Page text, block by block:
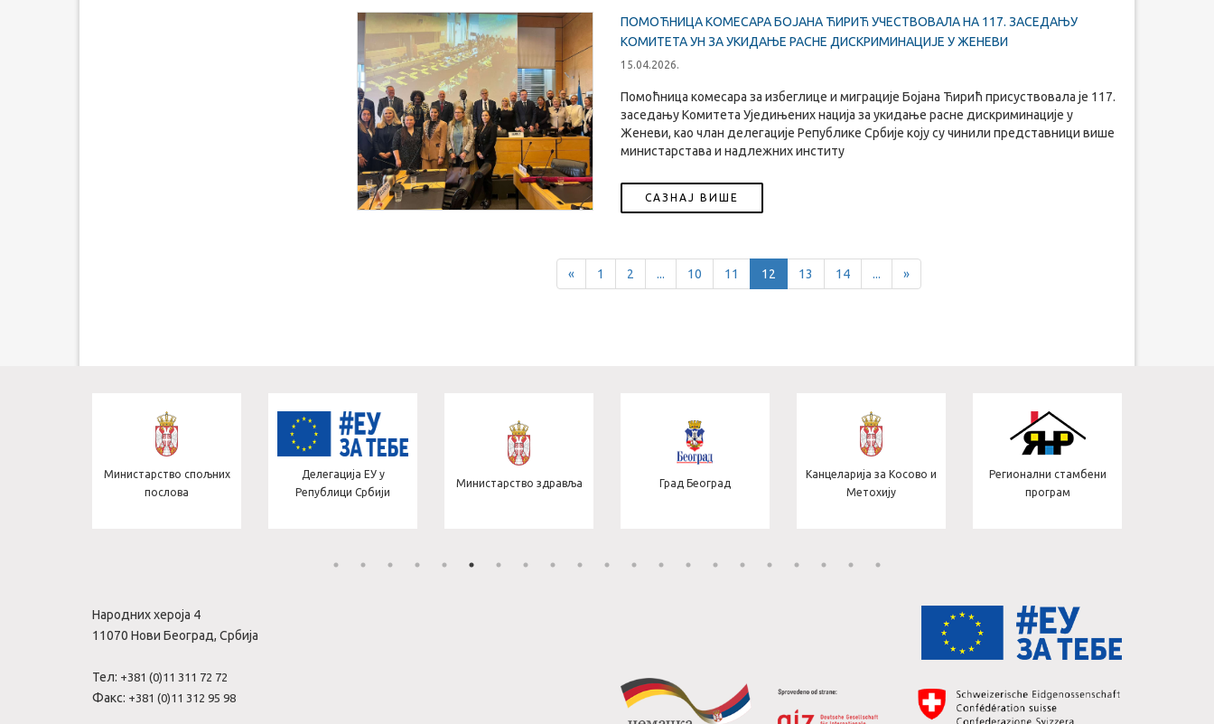
ПОМОЋНИЦА КОМЕСАРА БОЈАНА ЋИРИЋ УЧЕСТВОВАЛА НА 117. ЗАСЕДАЊУ
КОМИТЕТА УН ЗА УКИДАЊЕ РАСНЕ ДИСКРИМИНАЦИЈЕ У ЖЕНЕВИ
15.04.2026.
Помоћница комесара за избеглице и миграције Бојана Ћирић присуствовала је 117.
заседању Комитета Уједињених нација за укидање расне дискриминације у
Женеви, као члан делегације Републике Србије коју су чинили представници више
министарстава и надлежних институ
САЗНАЈ ВИШЕ
«Previous
1 2 ... 10 11 12 13 14 ... »Next
Министарство спољних
послова
Делегација ЕУ у
Републици Србији
Министарство здравља Град Београд
Канцеларија за Косово и
Метохију
Регионални стамбени
програм
Народних хероја 4
11070 Нови Београд, Србија
Тел: +381 (0)11 311 72 72
Факс: +381 (0)11 312 95 98